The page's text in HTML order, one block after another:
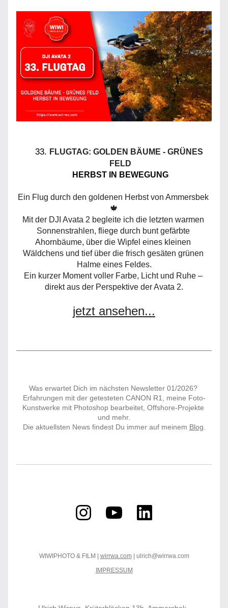
FLUGTAG: GOLDEN BÄUME - GRÜNES
FELD
HERBST IN BEWEGUNG
Ein Flug durch den goldenen Herbst von Ammersbek
🍁
Mit der DJI Avata 2 begleite ich die letzten warmen
Sonnenstrahlen, fliege durch bunt gefärbte
Ahornbäume, über die Wipfel eines kleinen
Wäldchens und tief über die frisch gesäten grünen
Halme eines Feldes.
Ein kurzer Moment voller Farbe, Licht und Ruhe –
direkt aus der Perspektive der Avata 2.
jetzt ansehen...
Was erwartet Dich im nächsten Newsletter 01/2026?
Erfahrungen mit der getesteten CANON R1, meine Foto-
Kunstwerke mit Photoshop bearbeitet, Offshore-Projekte
und mehr.
Die aktuellsten News findest Du immer auf meinem Blog
WIWIPHOTO & FILM | wirrwa.com | ulrich@wirrwa.com
IMPRESSUM